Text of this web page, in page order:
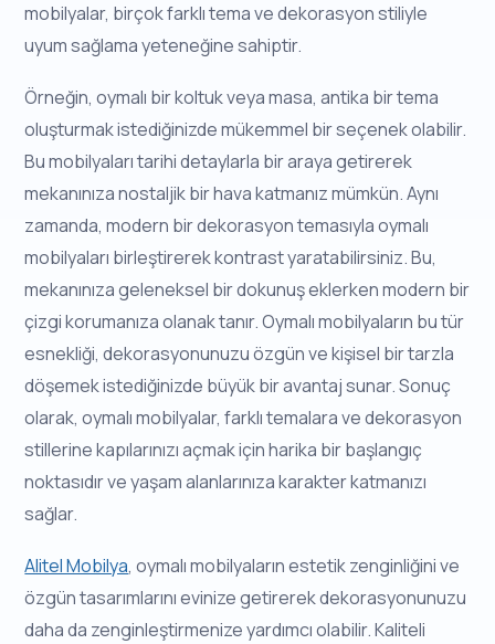
mobilyalar, birçok farklı tema ve dekorasyon stiliyle
uyum sağlama yeteneğine sahiptir.
Örneğin, oymalı bir koltuk veya masa, antika bir tema
oluşturmak istediğinizde mükemmel bir seçenek olabilir.
Bu mobilyaları tarihi detaylarla bir araya getirerek
mekanınıza nostaljik bir hava katmanız mümkün. Aynı
zamanda, modern bir dekorasyon temasıyla oymalı
mobilyaları birleştirerek kontrast yaratabilirsiniz. Bu,
mekanınıza geleneksel bir dokunuş eklerken modern bir
çizgi korumanıza olanak tanır. Oymalı mobilyaların bu tür
esnekliği, dekorasyonunuzu özgün ve kişisel bir tarzla
döşemek istediğinizde büyük bir avantaj sunar. Sonuç
olarak, oymalı mobilyalar, farklı temalara ve dekorasyon
stillerine kapılarınızı açmak için harika bir başlangıç
noktasıdır ve yaşam alanlarınıza karakter katmanızı
sağlar.
Alitel Mobilya, oymalı mobilyaların estetik zenginliğini ve
özgün tasarımlarını evinize getirerek dekorasyonunuzu
daha da zenginleştirmenize yardımcı olabilir. Kaliteli